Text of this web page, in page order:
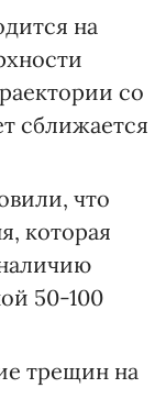
на
со
сближается
что
которая
50-100
трещин на